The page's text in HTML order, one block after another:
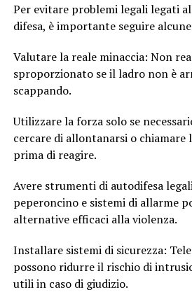
Per evitare problemi legali legati
difesa, è importante seguire
Valutare la reale minaccia: Non
sproporzionato se il ladro non è
scappando.
Utilizzare la forza solo se
cercare di allontanarsi o chiamare
prima di reagire.
Avere strumenti di autodifesa
peperoncino e sistemi di allarme
alternative efficaci alla violenza.
Installare sistemi di sicurezza:
possono ridurre il rischio di
utili in caso di giudizio.